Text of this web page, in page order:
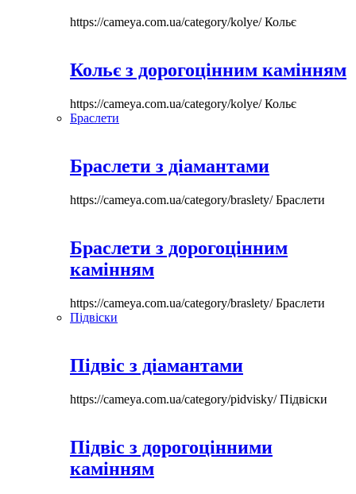
https://cameya.com.ua/category/kolye/Кольє
Кольє з дорогоцінним камінням
https://cameya.com.ua/category/kolye/Кольє
Браслети
Браслети з діамантами
https://cameya.com.ua/category/braslety/Браслети
Браслети з дорогоцінним
камінням
https://cameya.com.ua/category/braslety/Браслети
Підвіски
Підвіс з діамантами
https://cameya.com.ua/category/pidvisky/Підвіски
Підвіс з дорогоцінними
камінням